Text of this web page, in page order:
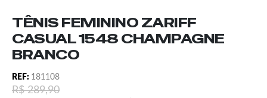
TÊNIS FEMININO ZARIFF
CASUAL 1548 CHAMPAGNE
BRANCO
REF: 181108
R$289,90